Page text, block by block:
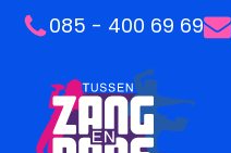
085 - 400 69 69